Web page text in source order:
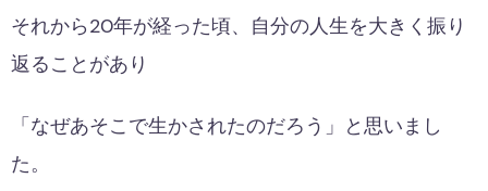
それから20年が経った頃、自分の人生を大きく振り
返ることがあり
「なぜあそこで生かされたのだろう」と思いまし
た。